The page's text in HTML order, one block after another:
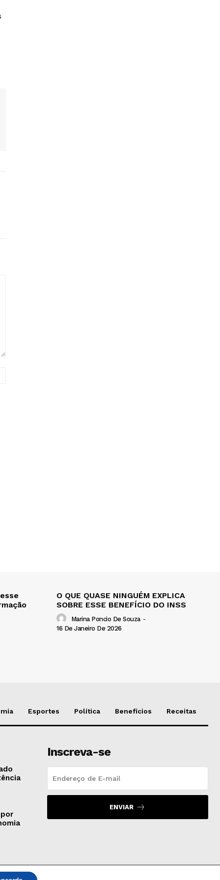
O QUE QUASE NINGUÉM EXPLICA
SOBRE ESSE BENEFÍCIO DO INSS
Marina Poncio De Souza -
16 De Janeiro De 2026
Esportes Política Benefícios Receitas
Inscreva-se
ENVIAR